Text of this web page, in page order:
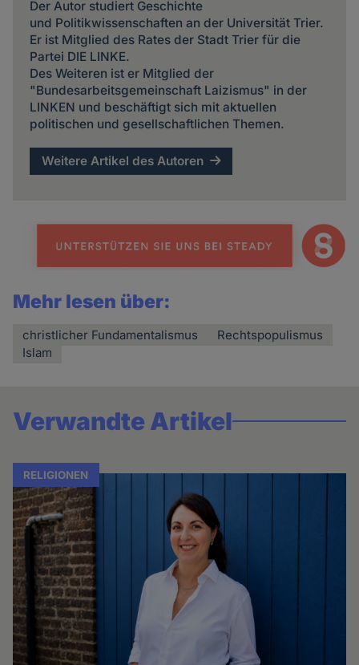
Der Autor studiert Geschichte
und Politikwissenschaften an der Universität Trier.
Er ist Mitglied des Rates der Stadt Trier für die
Partei DIE LINKE.
Des Weiteren ist er Mitglied der
"Bundesarbeitsgemeinschaft Laizismus" in der
LINKEN und beschäftigt sich mit aktuellen
politischen und gesellschaftlichen Themen.
Weitere Artikel des Autoren
Mehr lesen über:
christlicher Fundamentalismus
Rechtspopulismus
Islam
Verwandte Artikel
RELIGIONEN